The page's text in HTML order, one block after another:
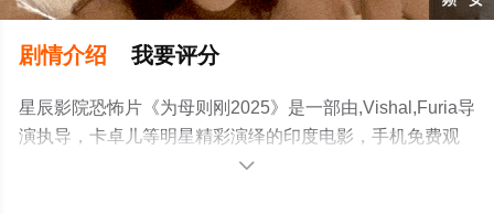
剧情介绍 我要评分
星辰影院恐怖片《为母则刚2025》是一部由,Vishal,Furia导
演执导，卡卓儿等明星精彩演绎的印度电影，手机免费观
看高清无删减完整版电影大全就来星辰影视，更多相关信
